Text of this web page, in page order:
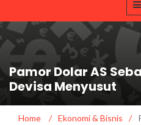
Pamor Dolar AS
Devisa Menyusut
Home / Ekonomi & Bisnis /